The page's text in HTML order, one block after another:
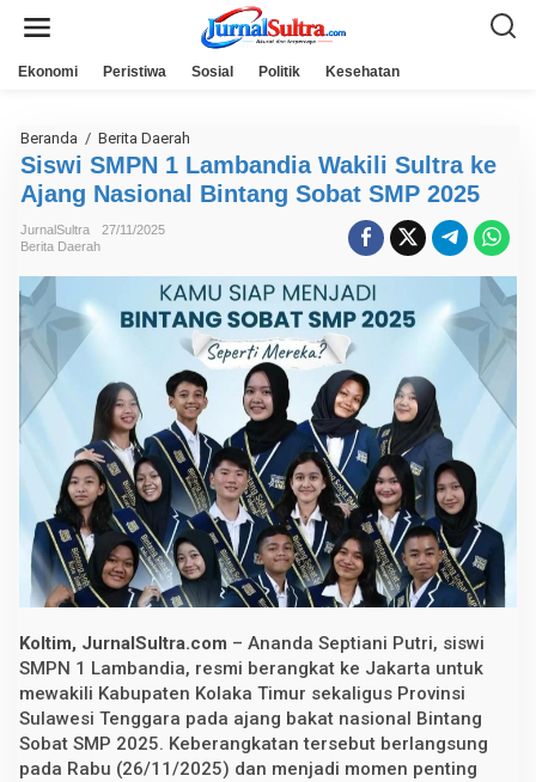
Ekonomi Peristiwa Sosial Politik Kesehatan
Beranda / Berita Daerah
i
s
N
1
L
a
m
b
a
n
d
i
a
W
a
k
i
l
i
S
u
t
a
k
e
A
j
a
Siswi SMPN 1 Lambandia Wakili Sultra ke
Ajang Nasional Bintang Sobat SMP 2025
JurnalSultra
27/11/2025
Berita Daerah
Koltim, JurnalSultra.com – Ananda Septiani Putri, siswi
SMPN 1 Lambandia, resmi berangkat ke Jakarta untuk
mewakili Kabupaten Kolaka Timur sekaligus Provinsi
Sulawesi Tenggara pada ajang bakat nasional Bintang
Sobat SMP 2025. Keberangkatan tersebut berlangsung
pada Rabu (26/11/2025) dan menjadi momen penting